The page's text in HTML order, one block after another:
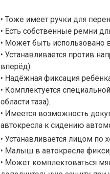
• Тоже имеет ручки для
• Есть собственные ремни
• Может быть использовано
• Устанавливается против
вперёд).
• Надёжная фиксация
• Комплектуется
области таза).
• Имеется возможность
автокресла к сидению
• Устанавливается лицом по
• Малыш в автокресле
• Может комплектоваться